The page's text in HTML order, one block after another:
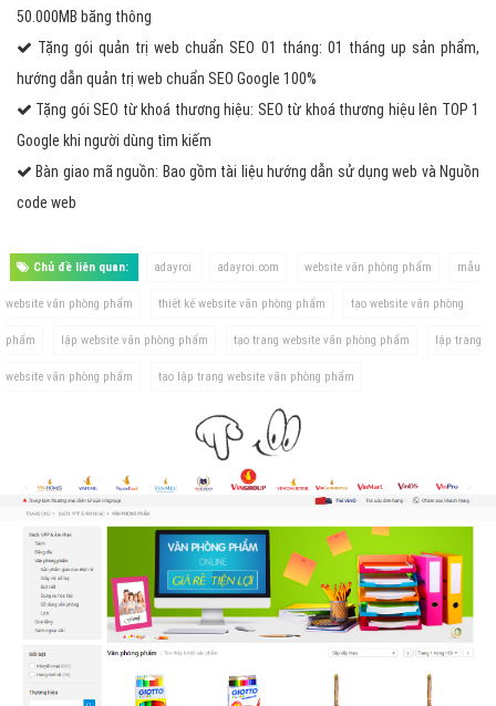
50.000MB băng thông
Tặng gói quản trị web chuẩn SEO 01 tháng: 01 tháng up sản phẩm,
hướng dẫn quản trị web chuẩn SEO Google 100%
Tặng gói SEO từ khoá thương hiệu: SEO từ khoá thương hiệu lên TOP 1
Google khi người dùng tìm kiếm
Bàn giao mã nguồn: Bao gồm tài liệu hướng dẫn sử dụng web và Nguồn
code web
Chủ đề liên quan: adayroi adayroi.com website văn phòng phẩm mẫu
website văn phòng phẩm thiết kế website văn phòng phẩm tạo website văn phòng
phẩm lập website văn phòng phẩm tạo trang website văn phòng phẩm lập trang
website văn phòng phẩm tạo lập trang website văn phòng phẩm